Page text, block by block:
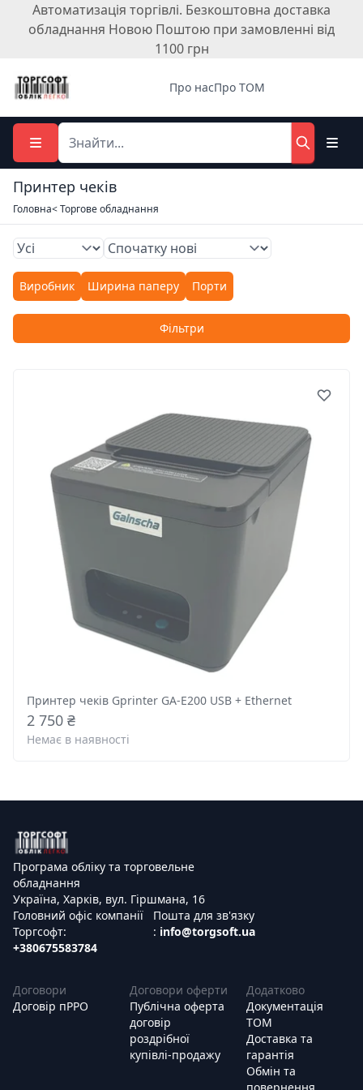
Автоматизація торгівлі. Безкоштовна доставка
обладнання Новою Поштою при замовленні від
1100 грн
Про насПро ТОМ
Принтер чеків
Головна< Торгове обладнання
Виробник Ширина паперу Порти
Фільтри
Принтер чеків Gprinter GA-E200 USB + Ethernet
2 750 ₴
Немає в наявності
Програма обліку та торговельне
обладнання
Україна, Харків, вул. Гіршмана, 16
Головний офіс компанії
Торгсофт:
+380675583784
Пошта для зв'язку
: info@torgsoft.ua
Договори
Договір пРРО
Договори оферти
Публічна оферта
договір
роздрібної
купівлі-продажу
Додатково
Документація
ТОМ
Доставка та
гарантія
Обмін та